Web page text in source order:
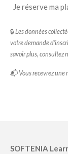
Je réserve ma
🔒 Les données
votre demande
savoir plus, consultez
📬 Vous recevrez une
SOFTENIA